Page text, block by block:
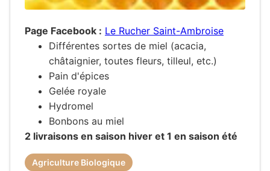
Page Facebook : Le Rucher Saint-Ambroise
Différentes sortes de miel (acacia,
châtaignier, toutes fleurs, tilleul, etc.)
Pain d'épices
Gelée royale
Hydromel
Bonbons au miel
2 livraisons en saison hiver et 1 en saison été
Agriculture Biologique